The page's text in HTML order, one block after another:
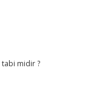
midir ?